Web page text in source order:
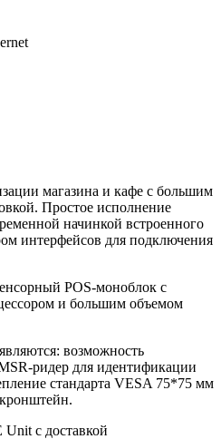
магазина и кафе с большим
Простое исполнение
начинкой встроенного
интерфейсов для подключения
POS-моноблок с
и большим объемом
возможность
ридер для идентификации
стандарта VESA 75*75 мм
с доставкой